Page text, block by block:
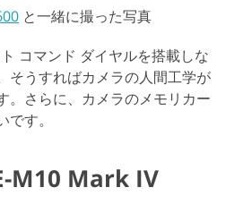
と一緒に撮った写真
コマンド ダイヤルを搭載しな
そうすればカメラの人間工学が
。さらに、カメラのメモリカー
す。
M10 Mark IV